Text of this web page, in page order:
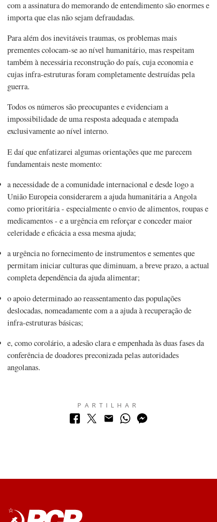
com a assinatura do memorando de entendimento são enormes e
importa que elas não sejam defraudadas.
Para além dos inevitáveis traumas, os problemas mais
prementes colocam-se ao nível humanitário, mas respeitam
também à necessária reconstrução do país, cuja economia e
cujas infra-estruturas foram completamente destruídas pela
guerra.
Todos os números são preocupantes e evidenciam a
impossibilidade de uma resposta adequada e atempada
exclusivamente ao nível interno.
E daí que enfatizarei algumas orientações que me parecem
fundamentais neste momento:
a necessidade de a comunidade internacional e desde logo a
União Europeia considerarem a ajuda humanitária a Angola
como prioritária - especialmente o envio de alimentos, roupas e
medicamentos - e a urgência em reforçar e conceder maior
celeridade e eficácia a essa mesma ajuda;
a urgência no fornecimento de instrumentos e sementes que
permitam iniciar culturas que diminuam, a breve prazo, a actual
completa dependência da ajuda alimentar;
o apoio determinado ao reassentamento das populações
deslocadas, nomeadamente com a a ajuda à recuperação de
infra-estruturas básicas;
e, como corolário, a adesão clara e empenhada às duas fases da
conferência de doadores preconizada pelas autoridades
angolanas.
PARTILHAR